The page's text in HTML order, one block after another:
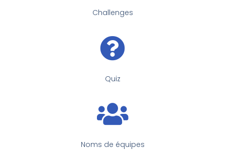
Challenges
Quiz
Noms de équipes